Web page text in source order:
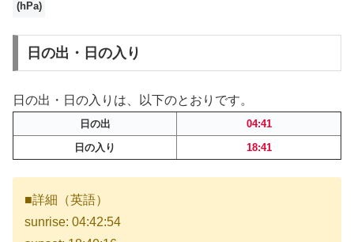
(hPa)
日の出・日の入り
日の出・日の入りは、以下のとおりです。
日の出
04:41
日の入り
18:41
■詳細（英語）
sunrise: 04:42:54